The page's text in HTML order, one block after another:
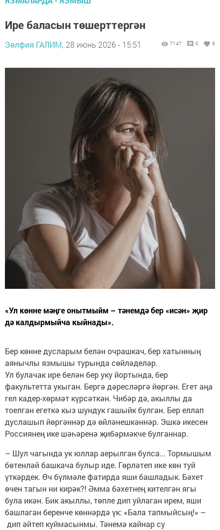
Ире баласын төшерттергән
Зөлфия ГАЛИМ, 28 июнь 2026 - 15:51 7147 0 6
«Ул көнне мәңге онытмыйм – тәнемдә бер «исән» җир
дә калдырмыйча кыйнады».
Бер көнне дусларым белән очрашкач, бер хатынның
аянычлы язмышы турында сөйләделәр.
Ул булачак ире белән бер уку йортында, бер
факультетта укыган. Бергә дәресләргә йөргән. Егет аңа
гел кадер-хөрмәт күрсәткән. Чибәр дә, акыллы да
тоелган егеткә кыз шундук гашыйк булган. Бер еллап
дуслашып йөргәннәр дә өйләнешкәннәр. Эшкә икесен
Россиянең ике шәһәренә җибәрмәкче булганнар.
– Шул чагында ук юллар аерылган булса... Тормышым
бөтенләй башкача булыр иде. Гөрләтеп ике көн туй
үткәрдек. Өч бүлмәле фатирда яши башладык. Бәхет
өчен тагын ни кирәк?! Әмма бәхетнең кителгән ягы
була икән. Бик акыллы, төпле дип уйлаган ирем, яши
башлаган беренче көннәрдә үк: «Бала тапмыйсың!» –
дип әйтеп куймасынмы. Тәнемә кайнар су